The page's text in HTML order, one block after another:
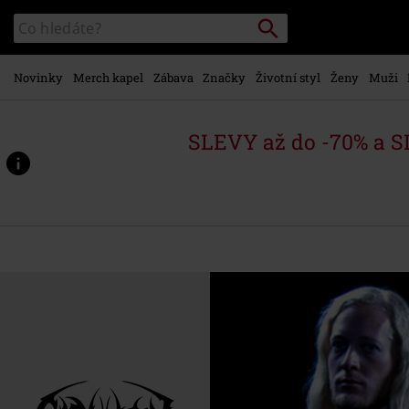
hlavnímu
obsahu
Katalog
vyhledávání
Vyhledávání
Novinky Merch kapel Zábava Značky Životní styl Ženy Muži
SLEVY až do -70% a